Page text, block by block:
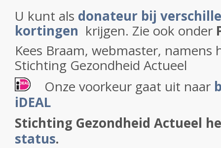
U kunt als donateur bij
kortingen krijgen. Zie ook onder
Kees Braam, webmaster, namens
Stichting Gezondheid Actueel
Onze voorkeur gaat uit naar
iDEAL
Stichting Gezondheid Actueel
status.